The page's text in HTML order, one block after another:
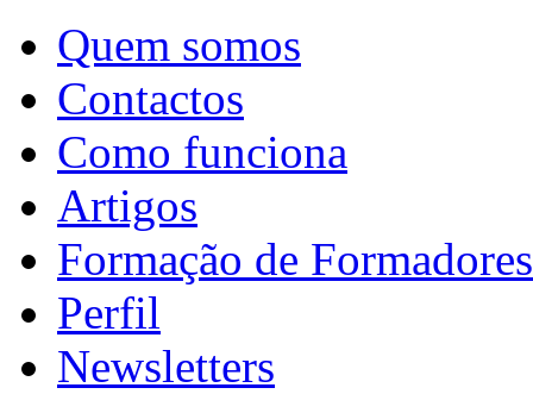
Quem somos
Contactos
Como funciona
Artigos
Formação de Formadores
Perfil
Newsletters